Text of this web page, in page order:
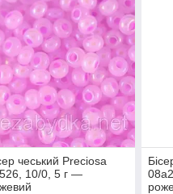
чеський Preciosa
10/0, 5 г —